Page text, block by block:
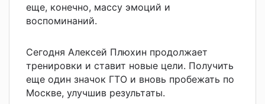
еще, конечно, массу эмоций и
воспоминаний.
Сегодня Алексей Плюхин продолжает
тренировки и ставит новые цели. Получить
еще один значок ГТО и вновь пробежать по
Москве, улучшив результаты.